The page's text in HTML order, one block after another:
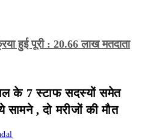
हुई पूरी : 20.66 लाख मतदाता
के 7 स्टाफ सदस्यों समेत
, दो मरीजों की मौत